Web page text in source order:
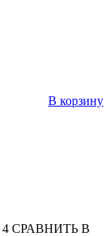
В корзину
4 СРАВНИТЬ В